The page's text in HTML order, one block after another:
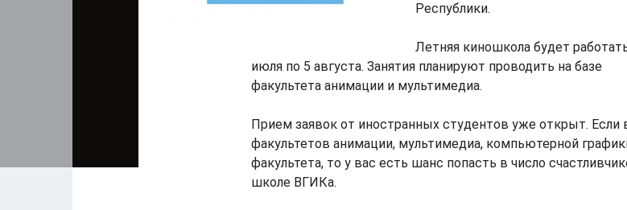
Республики.
Летняя киношкола будет
июля по 5 августа. Занятия планируют проводить на базе
факультета анимации и мультимедиа.
Прием заявок от иностранных студентов уже открыт. Если
факультетов анимации, мультимедиа, компьютерной
факультета, то у вас есть шанс попасть в число
школе ВГИКа.